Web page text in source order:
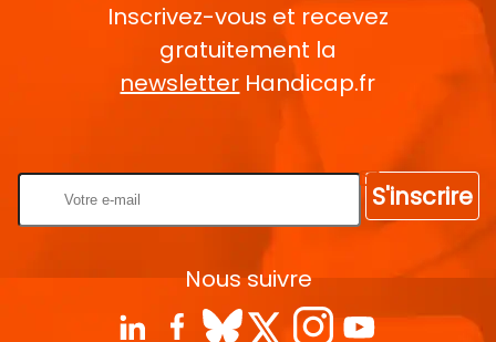
Inscrivez-vous et recevez
gratuitement la
newsletter Handicap.fr
S'inscrire
Nous suivre